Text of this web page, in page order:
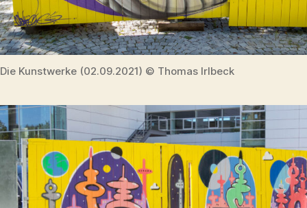
Die Kunstwerke (02.09.2021) © Thomas Irlbeck